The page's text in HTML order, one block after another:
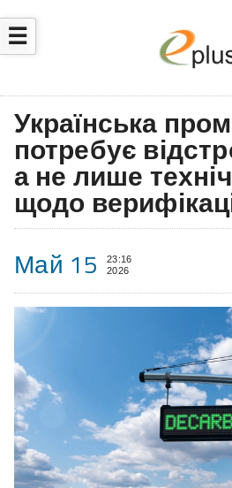
☰
Українська
потребує
а не лише
щодо
Май 15
23:16
2026